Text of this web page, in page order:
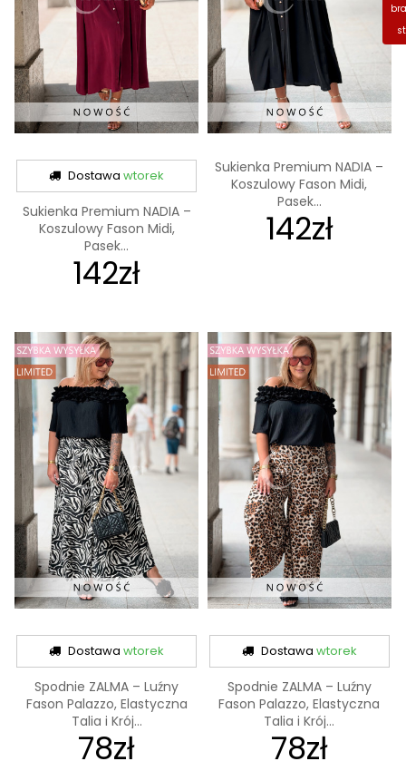
Dostawawtorek
Sukienka Premium NADIA –
Koszulowy Fason Midi,
Pasek...
142zł
Sukienka Premium NADIA –
Koszulowy Fason Midi,
Pasek...
142zł
Dostawawtorek
Spodnie ZALMA – Luźny
Fason Palazzo, Elastyczna
Talia i Krój...
78zł
Dostawa wtorek
Spodnie ZALMA – Luźny
Fason Palazzo, Elastyczna
Talia i Krój...
78zł